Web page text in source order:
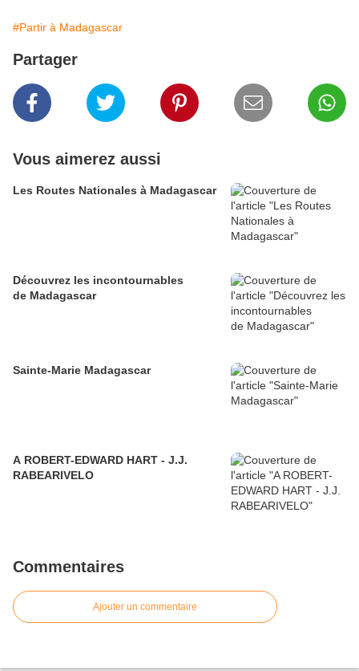
#Partir à Madagascar
Partager
Vous aimerez aussi
Les Routes Nationales à Madagascar
Découvrez les incontournables
de Madagascar
Sainte-Marie Madagascar
A ROBERT-EDWARD HART - J.J.
RABEARIVELO
Commentaires
Ajouter un commentaire